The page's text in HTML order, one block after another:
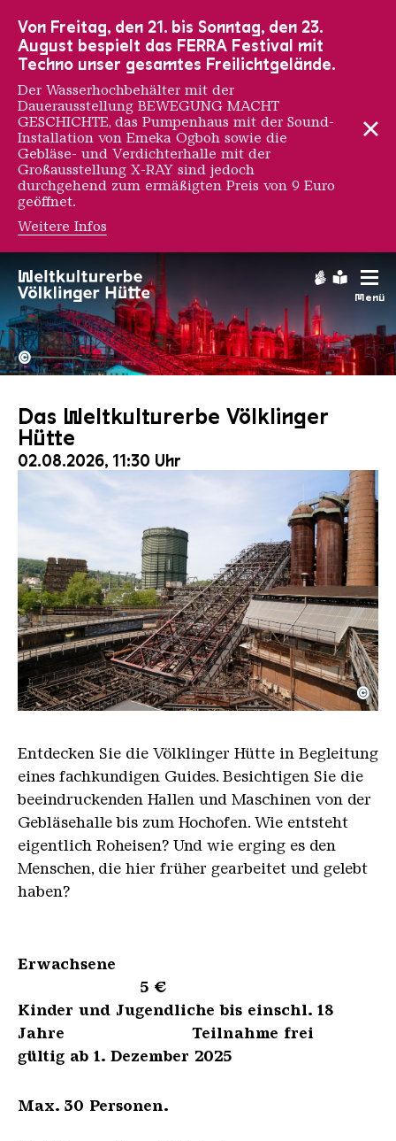
Menü
Hochofengruppe in Rot
Copyright:
©
Das Weltkulturerbe Völklinger
Hütte
02.08.2026, 11:30 Uhr
Der Erzschrägaufzug der Völklinger Hütte mit
Copyright: Weltkulturerbe Völklinger Hütte | Karl
©
Entdecken Sie die Völklinger Hütte in Begleitung
eines fachkundigen Guides. Besichtigen Sie die
beeindruckenden Hallen und Maschinen von der
Gebläsehalle bis zum Hochofen. Wie entsteht
eigentlich Roheisen? Und wie erging es den
Menschen, die hier früher gearbeitet und gelebt
haben?
Erwachsene
5 €
Kinder und Jugendliche bis einschl. 18
Jahre Teilnahme frei
gültig ab 1. Dezember 2025
Max. 30 Personen.
Von Freitag, den 21. bis Sonntag, den 23.
August bespielt das FERRA Festival mit
Techno unser gesamtes Freilichtgelände.
Der Wasserhochbehälter mit der
Dauerausstellung BEWEGUNG MACHT
GESCHICHTE, das Pumpenhaus mit der Sound-
Installation von Emeka Ogboh sowie die
Gebläse- und Verdichterhalle mit der
Großausstellung X-RAY sind jedoch
durchgehend zum ermäßigten Preis von 9 Euro
geöffnet.
Weitere Infos